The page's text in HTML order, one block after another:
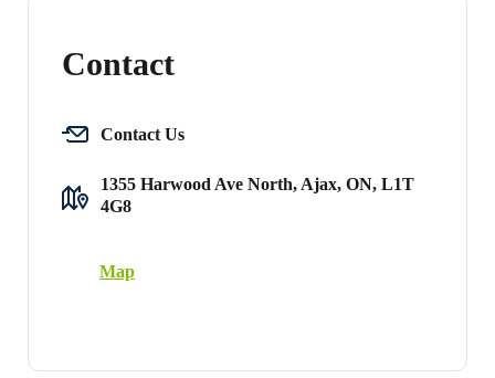
Contact
Contact Us
1355 Harwood Ave North, Ajax, ON, L1T
4G8
Map